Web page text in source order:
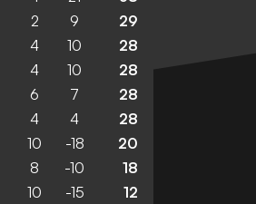
2 9 29
4 10 28
4 10 28
6 7 28
4 4 28
10 -18 20
8 -10 18
10 -15 12